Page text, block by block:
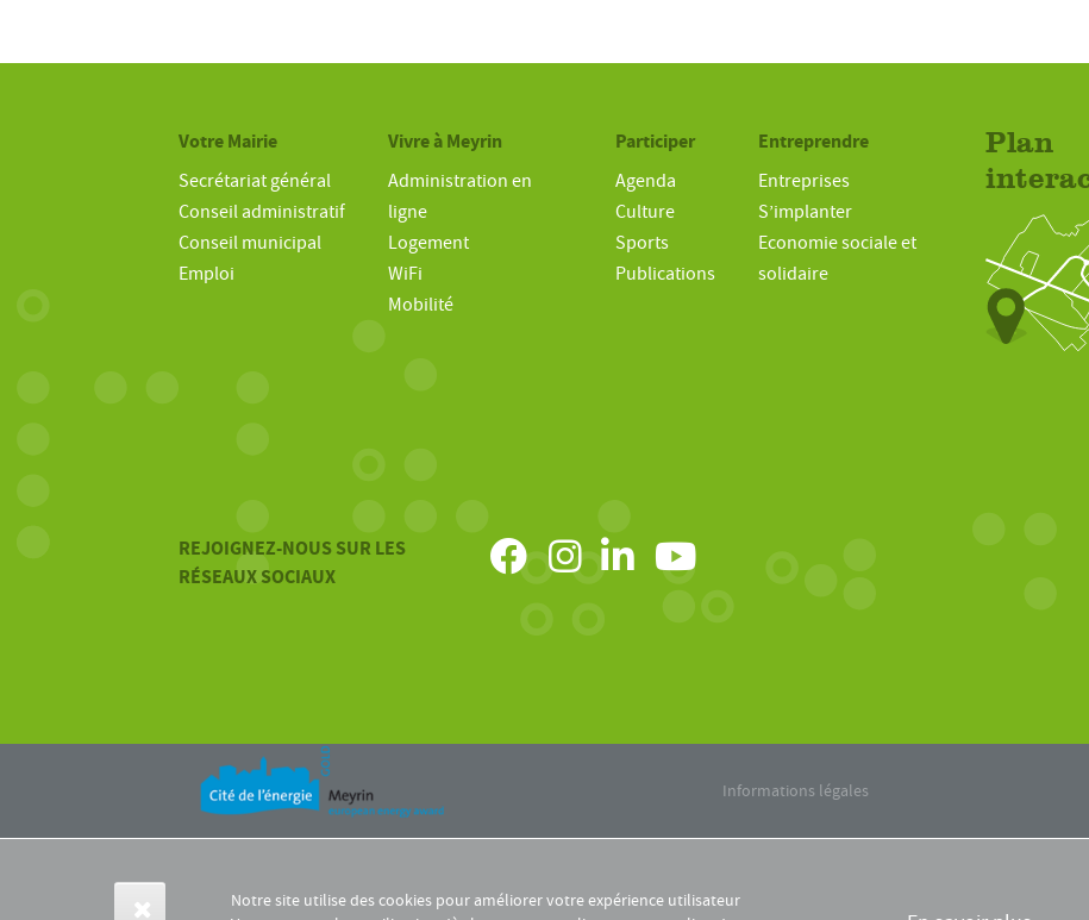
Votre Mairie
Secrétariat général
Conseil administratif
Conseil municipal
Emploi
Vivre à Meyrin
Administration en
ligne
Logement
WiFi
Mobilité
Participer
Agenda
Culture
Sports
Publications
Entreprendre
Entreprises
S’implanter
Economie sociale et
solidaire
Plan
REJOIGNEZ-NOUS SUR LES
RÉSEAUX SOCIAUX
Informations légales
Notre site utilise des cookies pour améliorer votre expérience utilisateur